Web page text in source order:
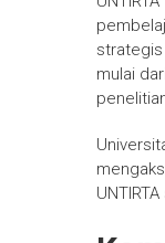
strategis
mulai